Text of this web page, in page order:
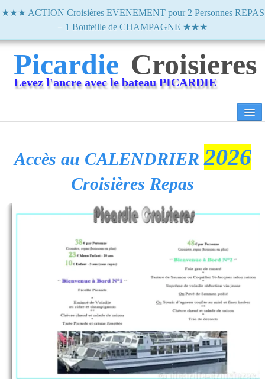
★★★ ACTION Croisières EVENEMENT pour 2 Personnes REPAS
+ 1 Bouteille de CHAMPAGNE ★★★
Picardie Croisieres
Levez l'ancre avec le bateau PICARDIE
A Propos
Croisières INDIVIDUEL ▼
▼
Accès au CALENDRIER2026
Croisières Repas